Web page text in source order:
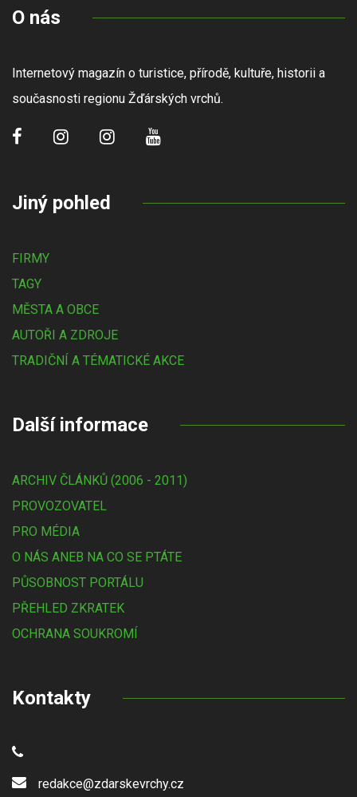
O nás
Internetový magazín o turistice, přírodě, kultuře, historii a
současnosti regionu Žďárských vrchů.
Jiný pohled
FIRMY
TAGY
MĚSTA A OBCE
AUTOŘI A ZDROJE
TRADIČNÍ A TÉMATICKÉ AKCE
Další informace
ARCHIV ČLÁNKŮ (2006 - 2011)
PROVOZOVATEL
PRO MÉDIA
O NÁS ANEB NA CO SE PTÁTE
PŮSOBNOST PORTÁLU
PŘEHLED ZKRATEK
OCHRANA SOUKROMÍ
Kontakty
redakce@zdarskevrchy.cz